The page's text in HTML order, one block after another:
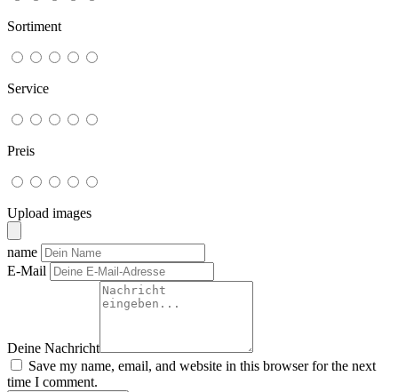
Sortiment
Service
Preis
Upload images
name
E-Mail
Deine Nachricht
Save my name, email, and website in this browser for the next
time I comment.